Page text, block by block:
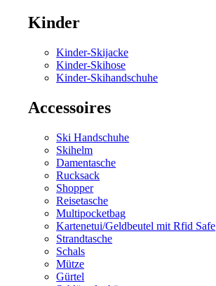
Kinder
Kinder-Skijacke
Kinder-Skihose
Kinder-Skihandschuhe
Accessoires
Ski Handschuhe
Skihelm
Damentasche
Rucksack
Shopper
Reisetasche
Multipocketbag
Kartenetui/Geldbeutel mit Rfid Safe
Strandtasche
Schals
Mütze
Gürtel